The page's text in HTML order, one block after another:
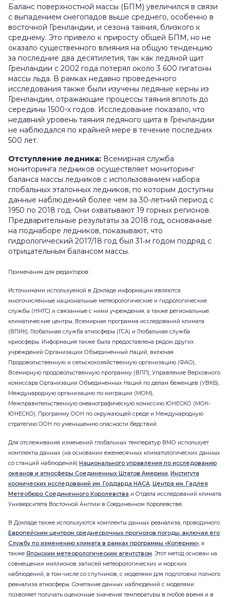
Баланс поверхностной массы (БПМ) увеличился в связи
с выпадением снегопадов выше среднего, особенно в
восточной Гренландии, и сезона таяния, близкого к
среднему. Это привело к приросту общей БПМ, но не
оказало существенного влияния на общую тенденцию
за последние два десятилетия, так как ледяной щит
Гренландии с 2002 года потерял около 3 600 гигатонн
массы льда. В рамках недавно проведенного
исследования также были изучены ледяные керны из
Гренландии, отражающие процессы таяния вплоть до
середины 1500-х годов. Исследование показало, что
недавний уровень таяния ледяного щита в Гренландии
не наблюдался по крайней мере в течение последних
500 лет.
Отступление ледника: Всемирная служба
мониторинга ледников осуществляет мониторинг
баланса массы ледников с использованием набора
глобальных эталонных ледников, по которым доступны
данные наблюдений более чем за 30-летний период с
1950 по 2018 год. Они охватывают 19 горных регионов.
Предварительные результаты за 2018 год, основанные
на поднаборе ледников, показывают, что
гидрологический 2017/18 год был 31‑м годом подряд с
отрицательным балансом массы.
Примечания для редакторов:
Источниками используемой в Докладе информации являются
многочисленные национальные метеорологические и гидрологические
службы (НМГС) и связанные с ними учреждения, а также региональные
климатические центры, Всемирная программа исследований климата
(ВПИК), Глобальная служба атмосферы (ГСА) и Глобальная служба
криосферы. Информация также была предоставлена рядом других
учреждений Организации Объединенный Наций, включая
Продовольственную и сельскохозяйственную организацию (ФАО),
Всемирную продовольственную программу (ВПП), Управление Верховного
комиссара Организации Объединенных Наций по делам беженцев (УВКБ),
Международную организацию по миграции (МОМ),
Межправительственную океанографическую комиссию ЮНЕСКО (МОК-
ЮНЕСКО), Программу ООН по окружающей среде и Международную
стратегию ООН по уменьшению опасности бедствий.
Для отслеживания изменений глобальных температур ВМО использует
комплекты данных (на основании ежемесячных климатологических данных
со станций наблюдений) Национального управления по исследованию
океанов и атмосферы Соединенных Штатов Америки, Института
космических исследований им. Годдарда НАСА, Центра им. Гадлея
Метеобюро Соединенного Королевства и Отдела исследований климата
Университета Восточной Англии в Соединенном Королевстве.
В Докладе также используются комплекты данных реанализа, проводимого
Европейским центром среднесрочных прогнозов погоды, включая его
Службу по изменению климата в рамках программы «Коперник», а
также Японским метеорологическим агентством. Этот метод основан на
совмещении миллионов записей метеорологических и морских
наблюдений, в том числе со спутников, с моделями для подготовки полного
реанализа атмосферы. Сочетание данных наблюдений с моделями
позволяет получать оценочные значения температуры в любое время и в